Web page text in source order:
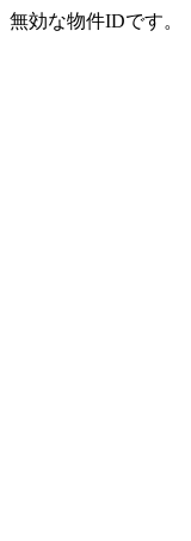
無効な物件IDです。